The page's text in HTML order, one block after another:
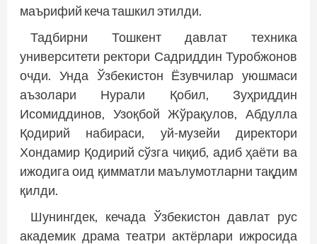
маърифий кеча ташкил этилди.
Тадбирни Тошкент давлат техника
университети ректори Садриддин Туробжонов
очди. Унда Ўзбекистон Ёзувчилар уюшмаси
аъзолари Нурали Қобил, Зуҳриддин
Исомиддинов, Узоқбой Жўрақулов, Абдулла
Қодирий набираси, уй-музейи директори
Хондамир Қодирий сўзга чиқиб, адиб ҳаёти ва
ижодига оид қимматли маълумотларни тақдим
қилди.
Шунингдек, кечада Ўзбекистон давлат рус
академик драма театри актёрлари ижросида